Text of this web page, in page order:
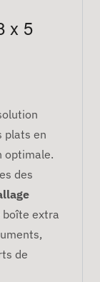
x 5
plats en
optimale.
des
boîte extra
de